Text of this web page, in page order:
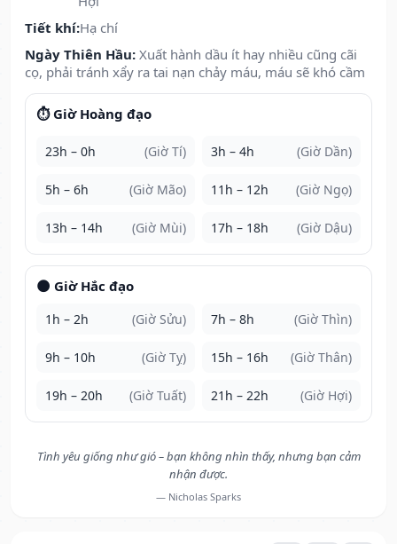
Tiết khí:Hạ chí
Ngày Thiên Hầu: Xuất hành dầu ít hay nhiều cũng cãi
cọ, phải tránh xẩy ra tai nạn chảy máu, máu sẽ khó cầm
⏱️ Giờ Hoàng đạo
23h – 0h (Giờ Tí) 3h – 4h (Giờ Dần)
5h – 6h (Giờ Mão) 11h – 12h (Giờ Ngọ)
13h – 14h (Giờ Mùi) 17h – 18h (Giờ Dậu)
🌑 Giờ Hắc đạo
1h – 2h (Giờ Sửu) 7h – 8h (Giờ Thìn)
9h – 10h (Giờ Tỵ) 15h – 16h (Giờ Thân)
19h – 20h (Giờ Tuất) 21h – 22h (Giờ Hợi)
Tình yêu giống như gió – bạn không nhìn thấy, nhưng bạn cảm
nhận được.
— Nicholas Sparks